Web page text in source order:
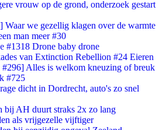
vrouw op de grond, onderzoek gestart
Waar we gezellig klagen over de warmte
man meer #30
#1318 Drone baby drone
van Extinction Rebellion #24 Eieren
Alles is welkom kneuzing of breuk
#725
dicht in Dordrecht, auto's zo snel
bij AH duurt straks 2x zo lang
als vrijgezelle vijftiger